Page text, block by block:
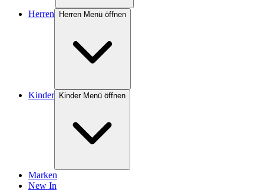
Herren Herren Menü öffnen
Kinder Kinder Menü öffnen
Marken
New In